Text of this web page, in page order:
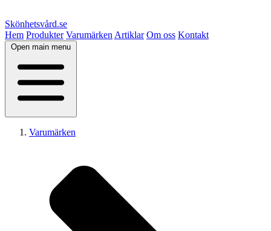
Skönhetsvård.se
Hem Produkter Varumärken Artiklar Om oss Kontakt
Open main menu
Varumärken